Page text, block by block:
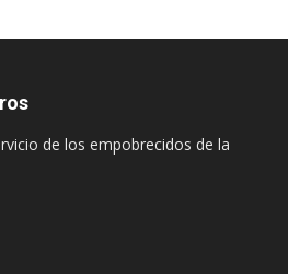
de los empobrecidos de la